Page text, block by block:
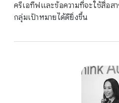
ครีเอทีฟและข้อความที่จะใช้สื่อส
กลุ่มเป้าหมายได้ดียิ่งขึ้น